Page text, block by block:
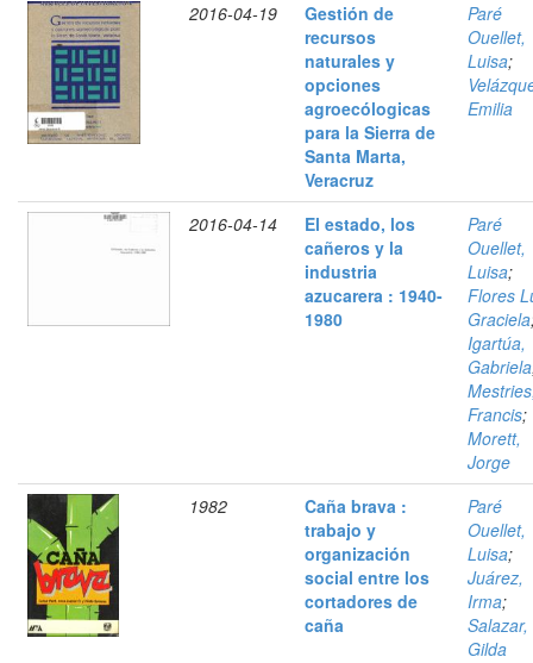
2016-04-19
Gestión de
recursos
naturales y
opciones
agroecólogicas
para la Sierra de
Santa Marta,
Veracruz
Paré
Ouellet,
Luisa;
Emilia
2016-04-14
El estado, los
cañeros y la
industria
azucarera : 1940-
1980
Paré
Ouellet,
Luisa;
Flores
Graciela
Igartúa,
Gabriela
Francis;
Morett,
Jorge
1982
Caña brava :
trabajo y
organización
social entre los
cortadores de
caña
Paré
Ouellet,
Luisa;
Juárez,
Irma;
Salazar,
Gilda